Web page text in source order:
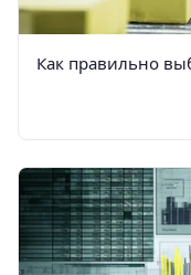
Как правильно